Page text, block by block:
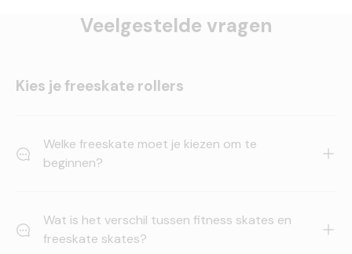
Veelgestelde vragen
Kies je freeskate rollers
Welke freeskate moet je kiezen om te
beginnen?
Wat is het verschil tussen fitness skates en
freeskate skates?